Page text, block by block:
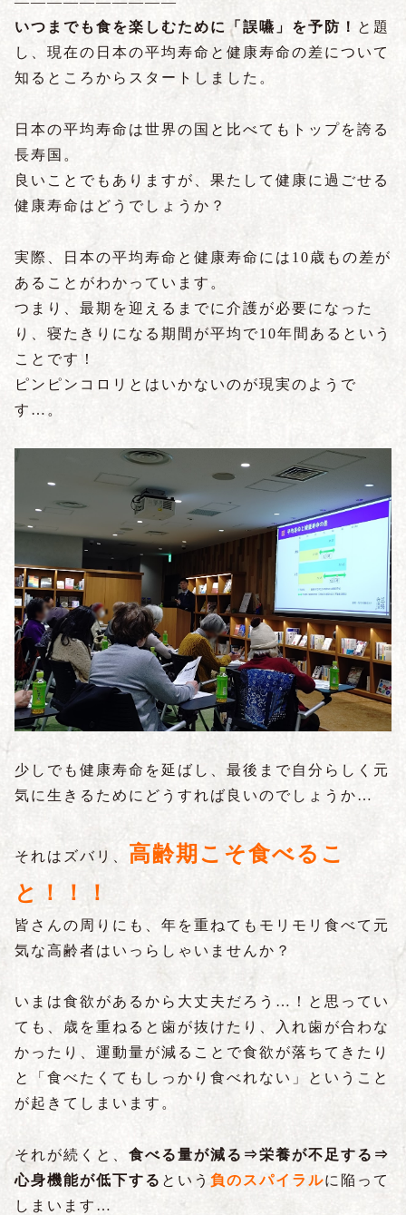
いつまでも食を楽しむために「誤嚥」を予防！ と題
し、現在の日本の平均寿命と健康寿命の差について
知るところからスタートしました。
日本の平均寿命は世界の国と比べてもトップを誇る
長寿国。
良いことでもありますが、果たして健康に過ごせる
健康寿命はどうでしょうか？
実際、日本の平均寿命と健康寿命には10歳もの差が
あることがわかっています。
つまり、最期を迎えるまでに介護が必要になった
り、寝たきりになる期間が平均で10年間あるという
ことです！
ピンピンコロリとはいかないのが現実のようで
す…。
少しでも健康寿命を延ばし、最後まで自分らしく元
気に生きるためにどうすれば良いのでしょうか…
それはズバリ、 高齢期こそ食べるこ
と！！！
皆さんの周りにも、年を重ねてもモリモリ食べて元
気な高齢者はいっらしゃいませんか？
いまは食欲があるから大丈夫だろう…！と思ってい
ても、歳を重ねると歯が抜けたり、入れ歯が合わな
かったり、運動量が減ることで食欲が落ちてきたり
と「食べたくてもしっかり食べれない」ということ
が起きてしまいます。
それが続くと、 食べる量が減る⇒栄養が不足する⇒
心身機能が低下する という 負のスパイラルに陥って
しまいます…